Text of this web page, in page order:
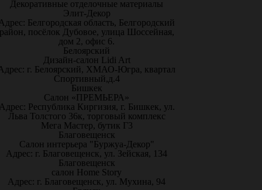
Декоративные отделочные материалы
Элит-Декор
Белгородская область, Белгородский
посёлок Дубовое, улица Шоссейная,
дом 2, офис 6.
Белоярский
Дизайн-салон Lidi Art
г. Белоярский, ХМАО-Югра, квартал
Спортивный,д.4
Бишкек
Салон «ПРЕМЬЕРА»
Республика Киргизия, г. Бишкек, ул.
Льва Толстого 36к, торговый комплекс
Мега Мастер, бутик Г3
Благовещенск
Салон интерьера "Буржуа-Декор"
Адрес: г. Благовещенск, ул. Зейская, 134
Благовещенск
салон Home Story
Адрес: г. Благовещенск, ул. Мухина, 94